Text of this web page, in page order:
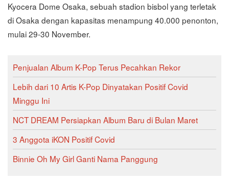
Kyocera Dome Osaka, sebuah stadion bisbol yang terletak
di Osaka dengan kapasitas menampung 40.000 penonton,
mulai 29-30 November.
Penjualan Album K-Pop Terus Pecahkan Rekor
Lebih dari 10 Artis K-Pop Dinyatakan Positif Covid
Minggu Ini
NCT DREAM Persiapkan Album Baru di Bulan Maret
3 Anggota iKON Positif Covid
Binnie Oh My Girl Ganti Nama Panggung